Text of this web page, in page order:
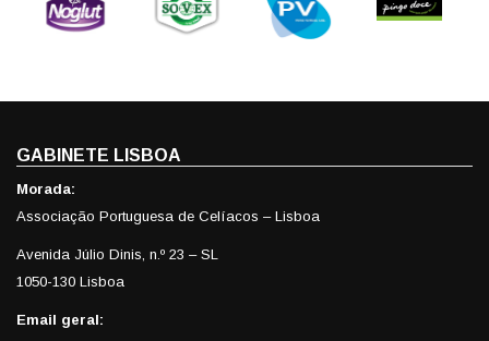
GABINETE LISBOA
Morada:
Associação Portuguesa de Celíacos – Lisboa
Avenida Júlio Dinis, n.º 23 – SL
1050-130 Lisboa
Email geral: